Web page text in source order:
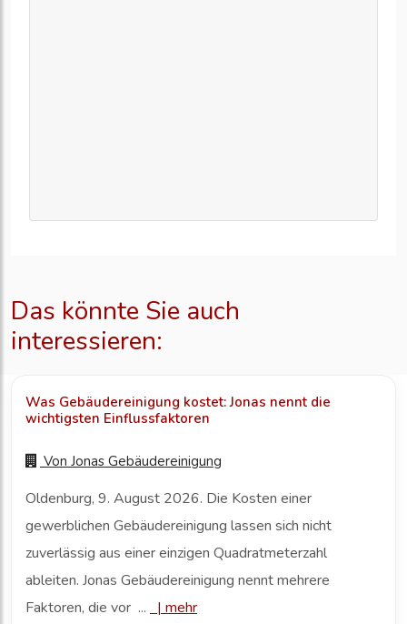
Das könnte Sie auch
interessieren:
Was Gebäudereinigung kostet: Jonas nennt die
wichtigsten Einflussfaktoren
Von Jonas Gebäudereinigung
Oldenburg, 9. August 2026. Die Kosten einer
gewerblichen Gebäudereinigung lassen sich nicht
zuverlässig aus einer einzigen Quadratmeterzahl
ableiten. Jonas Gebäudereinigung nennt mehrere
Faktoren, die vor ...
| mehr